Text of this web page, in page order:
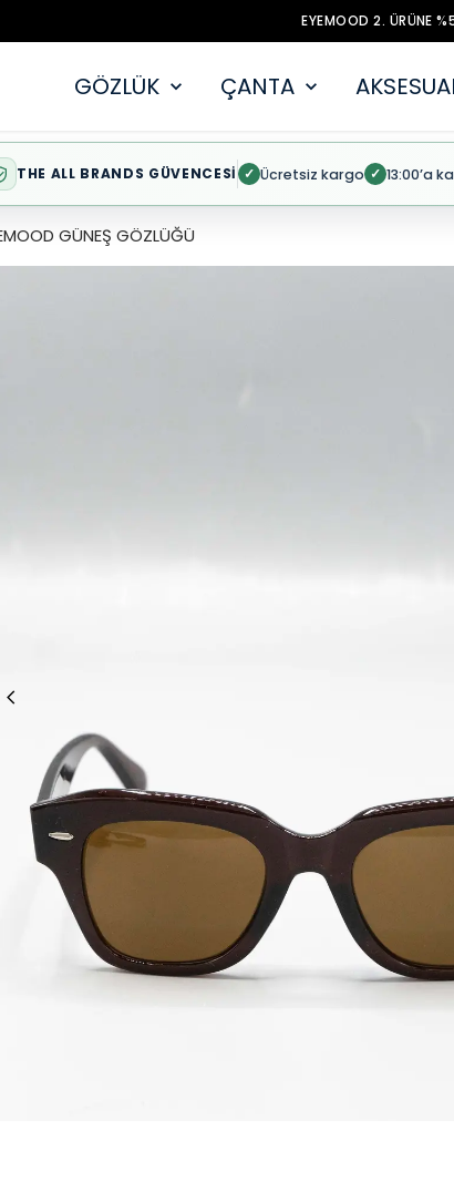
EYEMOOD 2. ÜRÜNE
GÖZLÜK ÇANTA
THE ALL BRANDS GÜVENCESİ ✓ Ücretsiz kargo ✓ 13:00’a
GÜNEŞ GÖZLÜĞÜ